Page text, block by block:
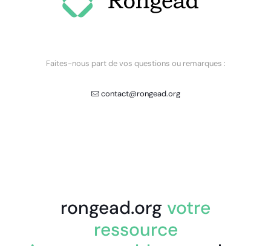
Faites-nous part de vos questions ou remarques :
contact@rongead.org
rongead.org votre
ressource